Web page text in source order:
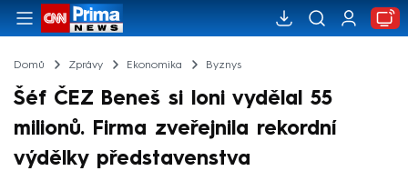
Domů Zprávy Ekonomika Byznys
Šéf ČEZ Beneš si loni vydělal 55
milionů. Firma zveřejnila rekordní
výdělky představenstva